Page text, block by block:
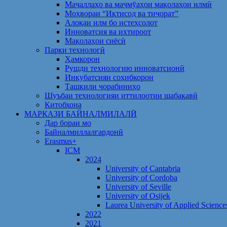
Маҷаллаҳо ва маҷмӯаҳои мақолаҳои илмӣ
Моҳвораи “Иқтисод ва тиҷорат”
Алоқаи илм бо истеҳсолот
Инноватсия ва ихтироот
Мақолаҳои сиёсӣ
Парки технологӣ
Ҳамкорон
Рушди технологию инноватсионӣ
Инкубатсияи соҳибкорон
Ташкили чорабиниҳо
Шуъбаи технологияи иттилоотии шабакавӣ
Китобхона
МАРКАЗИ БАЙНАЛМИЛАЛӢ
Дар бораи мо
Байналмиллалгардонӣ
Erasmus+
ICM
2024
University of Cantabria
University of Cordoba
University of Seville
University of Osijek
Laurea University of Applied
2022
2021